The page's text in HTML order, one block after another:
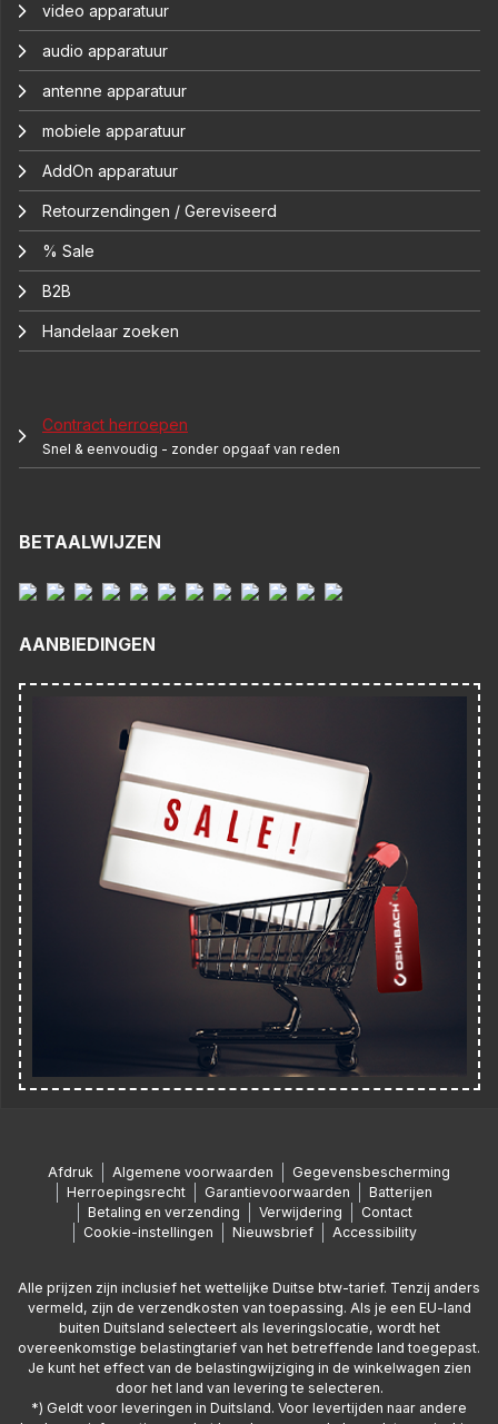
video apparatuur
audio apparatuur
antenne apparatuur
mobiele apparatuur
AddOn apparatuur
Retourzendingen / Gereviseerd
% Sale
B2B
Handelaar zoeken
Contract herroepen
Snel & eenvoudig - zonder opgaaf van reden
BETAALWIJZEN
AANBIEDINGEN
Afdruk Algemene voorwaarden
Gegevensbescherming
Herroepingsrecht
Garantievoorwaarden
Batterijen
Betaling en verzending
Verwijdering
Contact
Cookie-instellingen
Nieuwsbrief Accessibility
Alle prijzen zijn inclusief het wettelijke Duitse btw-tarief. Tenzij anders
vermeld, zijn de verzendkosten van toepassing. Als je een EU-land
buiten Duitsland selecteert als leveringslocatie, wordt het
overeenkomstige belastingtarief van het betreffende land toegepast.
Je kunt het effect van de belastingwijziging in de winkelwagen zien
door het land van levering te selecteren.
*) Geldt voor leveringen in Duitsland. Voor levertijden naar andere